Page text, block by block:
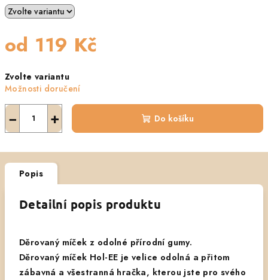
od 119 Kč
cena:
Zvolte variantu
Možnosti doručení
+
− Do košíku
Popis
Detailní popis produktu
Děrovaný míček z odolné přírodní gumy.
Děrovaný míček Hol-EE je velice odolná a přitom
zábavná a všestranná hračka, kterou jste pro svého